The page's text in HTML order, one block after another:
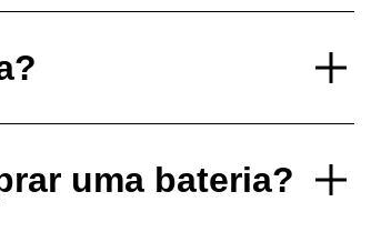
uma bateria?